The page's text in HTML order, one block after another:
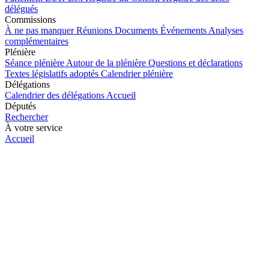
délégués
Commissions
À ne pas manquer Réunions Documents Événements Analyses
complémentaires
Plénière
Séance plénière Autour de la plénière Questions et déclarations
Textes législatifs adoptés Calendrier plénière
Délégations
Calendrier des délégations Accueil
Députés
Rechercher
À votre service
Accueil